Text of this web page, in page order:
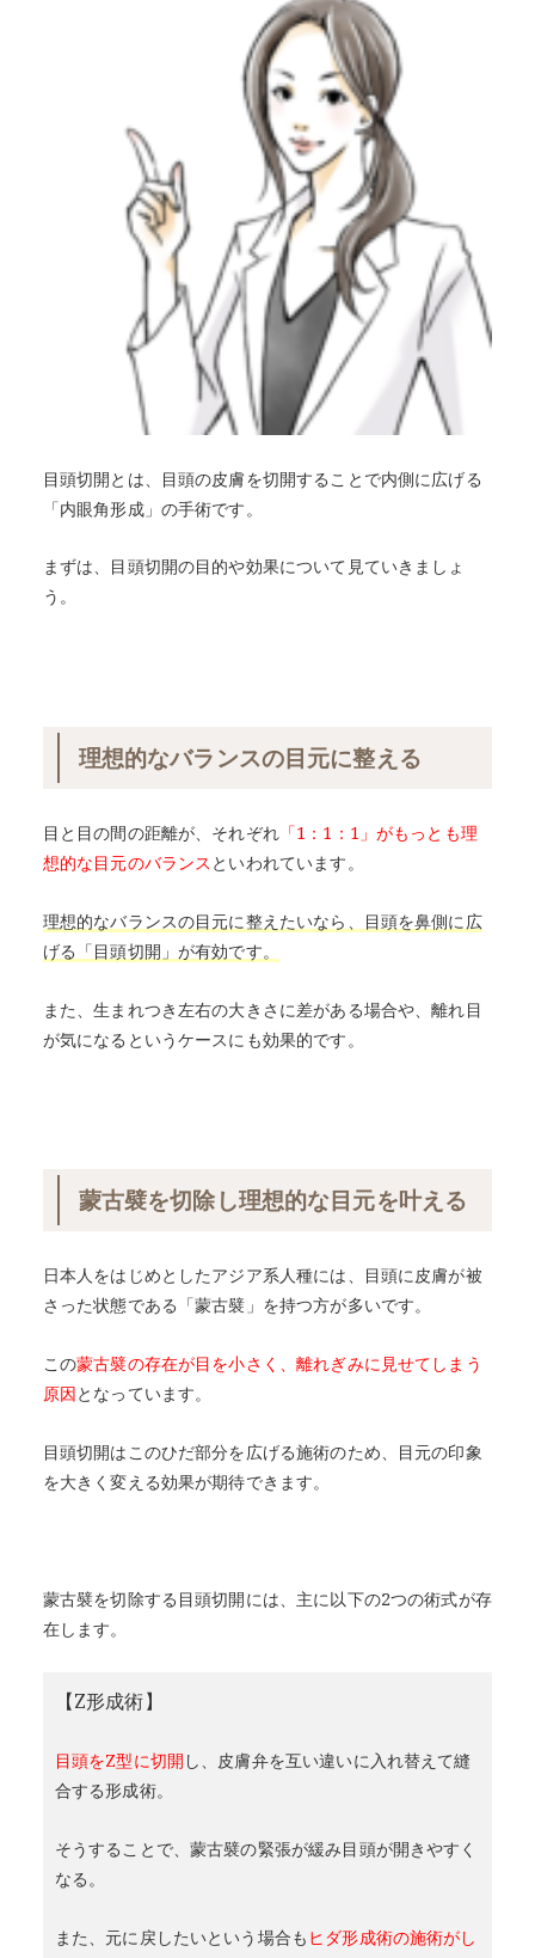
目頭切開とは、目頭の皮膚を切開することで内側に広げる
「内眼角形成」の手術です。
まずは、目頭切開の目的や効果について見ていきましょ
う。
理想的なバランスの目元に整える
目と目の間の距離が、それぞれ「1：1：1」がもっとも理
想的な目元のバランス といわれています。
理想的なバランスの目元に整えたいなら、目頭を鼻側に広
げる「目頭切開」が有効です。
また、生まれつき左右の大きさに差がある場合や、離れ目
が気になるというケースにも効果的です。
蒙古襞を切除し理想的な目元を叶える
日本人をはじめとしたアジア系人種には、目頭に皮膚が被
さった状態である「蒙古襞」を持つ方が多いです。
この蒙古襞の存在が目を小さく、離れぎみに見せてしまう
原因となっています。
目頭切開はこのひだ部分を広げる施術のため、目元の印象
を大きく変える効果が期待できます。
蒙古襞を切除する目頭切開には、主に以下の2つの術式が存
在します。
【Z形成術】
目頭をZ型に切開 し、皮膚弁を互い違いに入れ替えて縫
合する形成術。
そうすることで、蒙古襞の緊張が緩み目頭が開きやすく
なる。
また、元に戻したいという場合も ヒダ形成術の施術がし